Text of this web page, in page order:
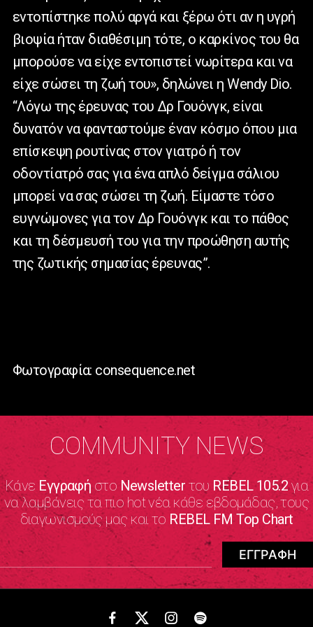
εντοπίστηκε πολύ αργά και ξέρω ότι αν η υγρή
βιοψία ήταν διαθέσιμη τότε, ο καρκίνος του θα
μπορούσε να είχε εντοπιστεί νωρίτερα και να
είχε σώσει τη ζωή του», δηλώνει η Wendy Dio.
“Λόγω της έρευνας του Δρ Γουόνγκ, είναι
δυνατόν να φανταστούμε έναν κόσμο όπου μια
επίσκεψη ρουτίνας στον γιατρό ή τον
οδοντίατρό σας για ένα απλό δείγμα σάλιου
μπορεί να σας σώσει τη ζωή. Είμαστε τόσο
ευγνώμονες για τον Δρ Γουόνγκ και το πάθος
και τη δέσμευσή του για την προώθηση αυτής
της ζωτικής σημασίας έρευνας”.
Φωτογραφία: consequence.net
COMMUNITY NEWS
Κάνε Εγγραφήστο NewsletterτουREBEL 105.2για
να λαμβάνεις τα πιο hot νέα κάθε εβδομάδας, τους
διαγωνισμούς μας και το REBEL FM Top Chart